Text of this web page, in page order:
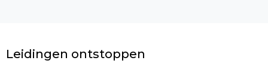
Leidingen ontstoppen